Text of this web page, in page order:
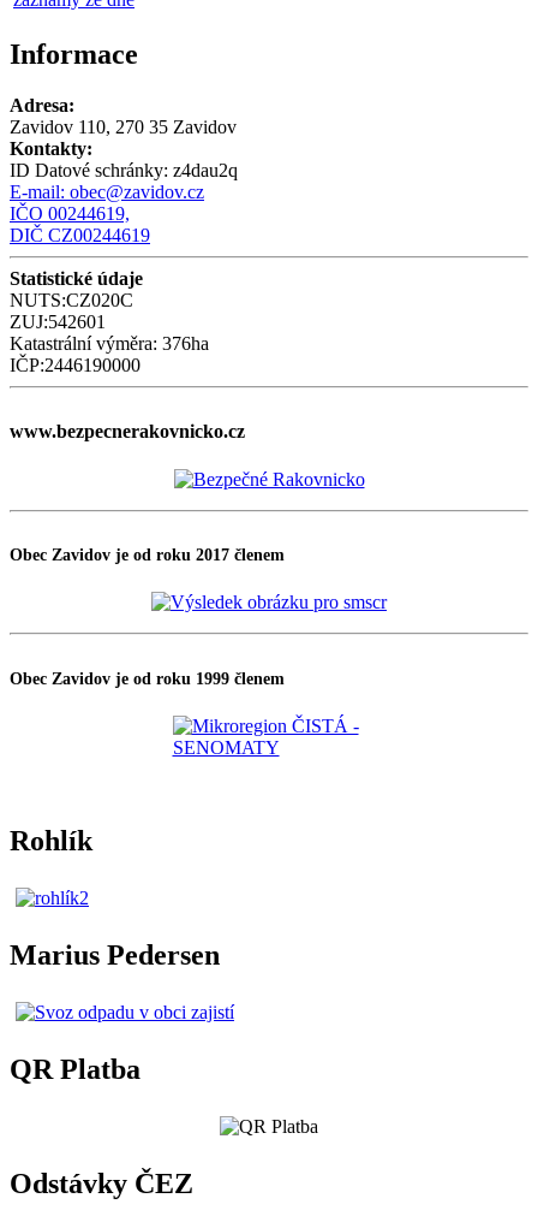
Informace
Adresa:
Zavidov 110, 270 35 Zavidov
Kontakty:
ID Datové schránky: z4dau2q
E-mail: obec@zavidov.cz
IČO 00244619,
DIČ CZ00244619
Statistické údaje
NUTS:CZ020C
ZUJ:542601
Katastrální výměra: 376ha
IČP:2446190000
www.bezpecnerakovnicko.cz
Obec Zavidov je od roku 2017 členem
Obec Zavidov je od roku 1999 členem
Rohlík
Marius Pedersen
QR Platba
Odstávky ČEZ